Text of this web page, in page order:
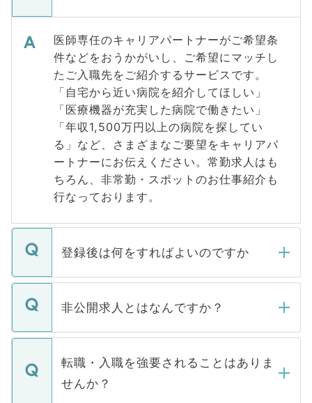
医師専任のキャリアパートナーがご希望条
件などをおうかがいし、ご希望にマッチし
たご入職先をご紹介するサービスです。
「自宅から近い病院を紹介してほしい」
「医療機器が充実した病院で働きたい」
「年収1,500万円以上の病院を探してい
る」など、さまざまなご要望をキャリアパ
ートナーにお伝えください。常勤求人はも
ちろん、非常勤・スポットのお仕事紹介も
行なっております。
登録後は何をすればよいのですか
ご登録いただきましたら、弊社担当者がご
登録内容を確認し、その後メールもしくは
ます。通常、5営業日以内にはご連絡をせて
いただきますので、しばらくお待ちくださ
い。
非公開求人とはなんですか？
マイナビDOCTORで取り扱っている求人の
うち約3割は、Webサイトからご覧いただ
けない「非公開求人」です。非公開求人は
下記の理由によって、一般には公開してい
転職・入職を強要されることはありま
せんか？